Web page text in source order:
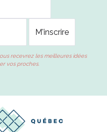
recevrez les meilleures idées
vos proches.